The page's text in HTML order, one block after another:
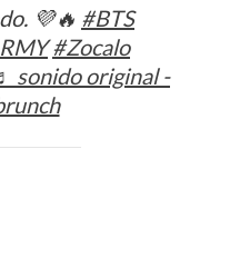
💜🔥 #BTS
#Zocalo
sonido original -